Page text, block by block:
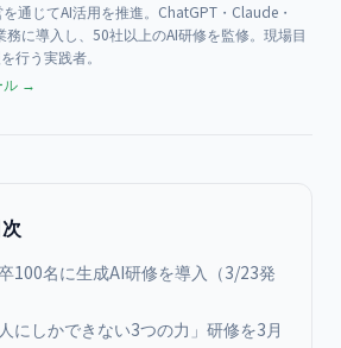
通じてAI活用を推進。ChatGPT・Claude・
務に導入し、50社以上のAI研修を監修。現場目
行う実践者。
ル →
100名に生成AI研修を導入（3/23発
にしかできない3つの力」研修を3月